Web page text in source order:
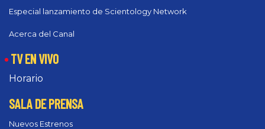
Especial lanzamiento de Scientology Network
Acerca del Canal
TV EN VIVO
Horario
SALA DE PRENSA
Nuevos Estrenos